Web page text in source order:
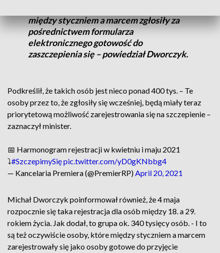
między styczniem a marcem zgłosiły za
pośrednictwem formularza
elektronicznego gotowość do
zaszczepienia się – powiedział Dworczyk.
Podkreślił, że takich osób jest nieco ponad 400 tys. – Te
osoby przez to, że zgłosiły się wcześniej, będą miały teraz
priorytetową możliwość zarejestrowania się na szczepienie –
zaznaczył minister.
📅 Harmonogram rejestracji w kwietniu i maju 2021
⤵️#SzczepimySiępic.twitter.com/yD0gKNbbg4
— Kancelaria Premiera (@PremierRP)April 20, 2021
Michał Dworczyk poinformował również, że 4 maja
rozpocznie się taka rejestracja dla osób między 18. a 29.
rokiem życia. Jak dodał, to grupa ok. 340 tysięcy osób. - I to
są też oczywiście osoby, które między styczniem a marcem
zarejestrowały się jako osoby gotowe do przyjęcie